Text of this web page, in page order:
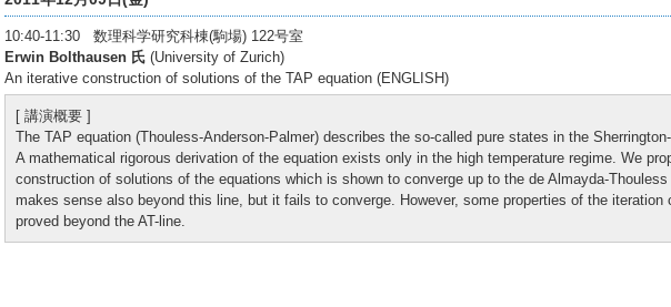
10:40-11:30 数理科学研究科棟(駒場) 122号室
Erwin Bolthausen 氏 (University of Zurich)
An iterative construction of solutions of the TAP equation (ENGLISH)
[ 講演概要 ]
The TAP equation (Thouless-Anderson-Palmer) describes the so-called pure states in the
A mathematical rigorous derivation of the equation exists only in the high temperature regime. We
construction of solutions of the equations which is shown to converge up to the de Almayda-
makes sense also beyond this line, but it fails to converge. However, some properties of the iteration
proved beyond the AT-line.